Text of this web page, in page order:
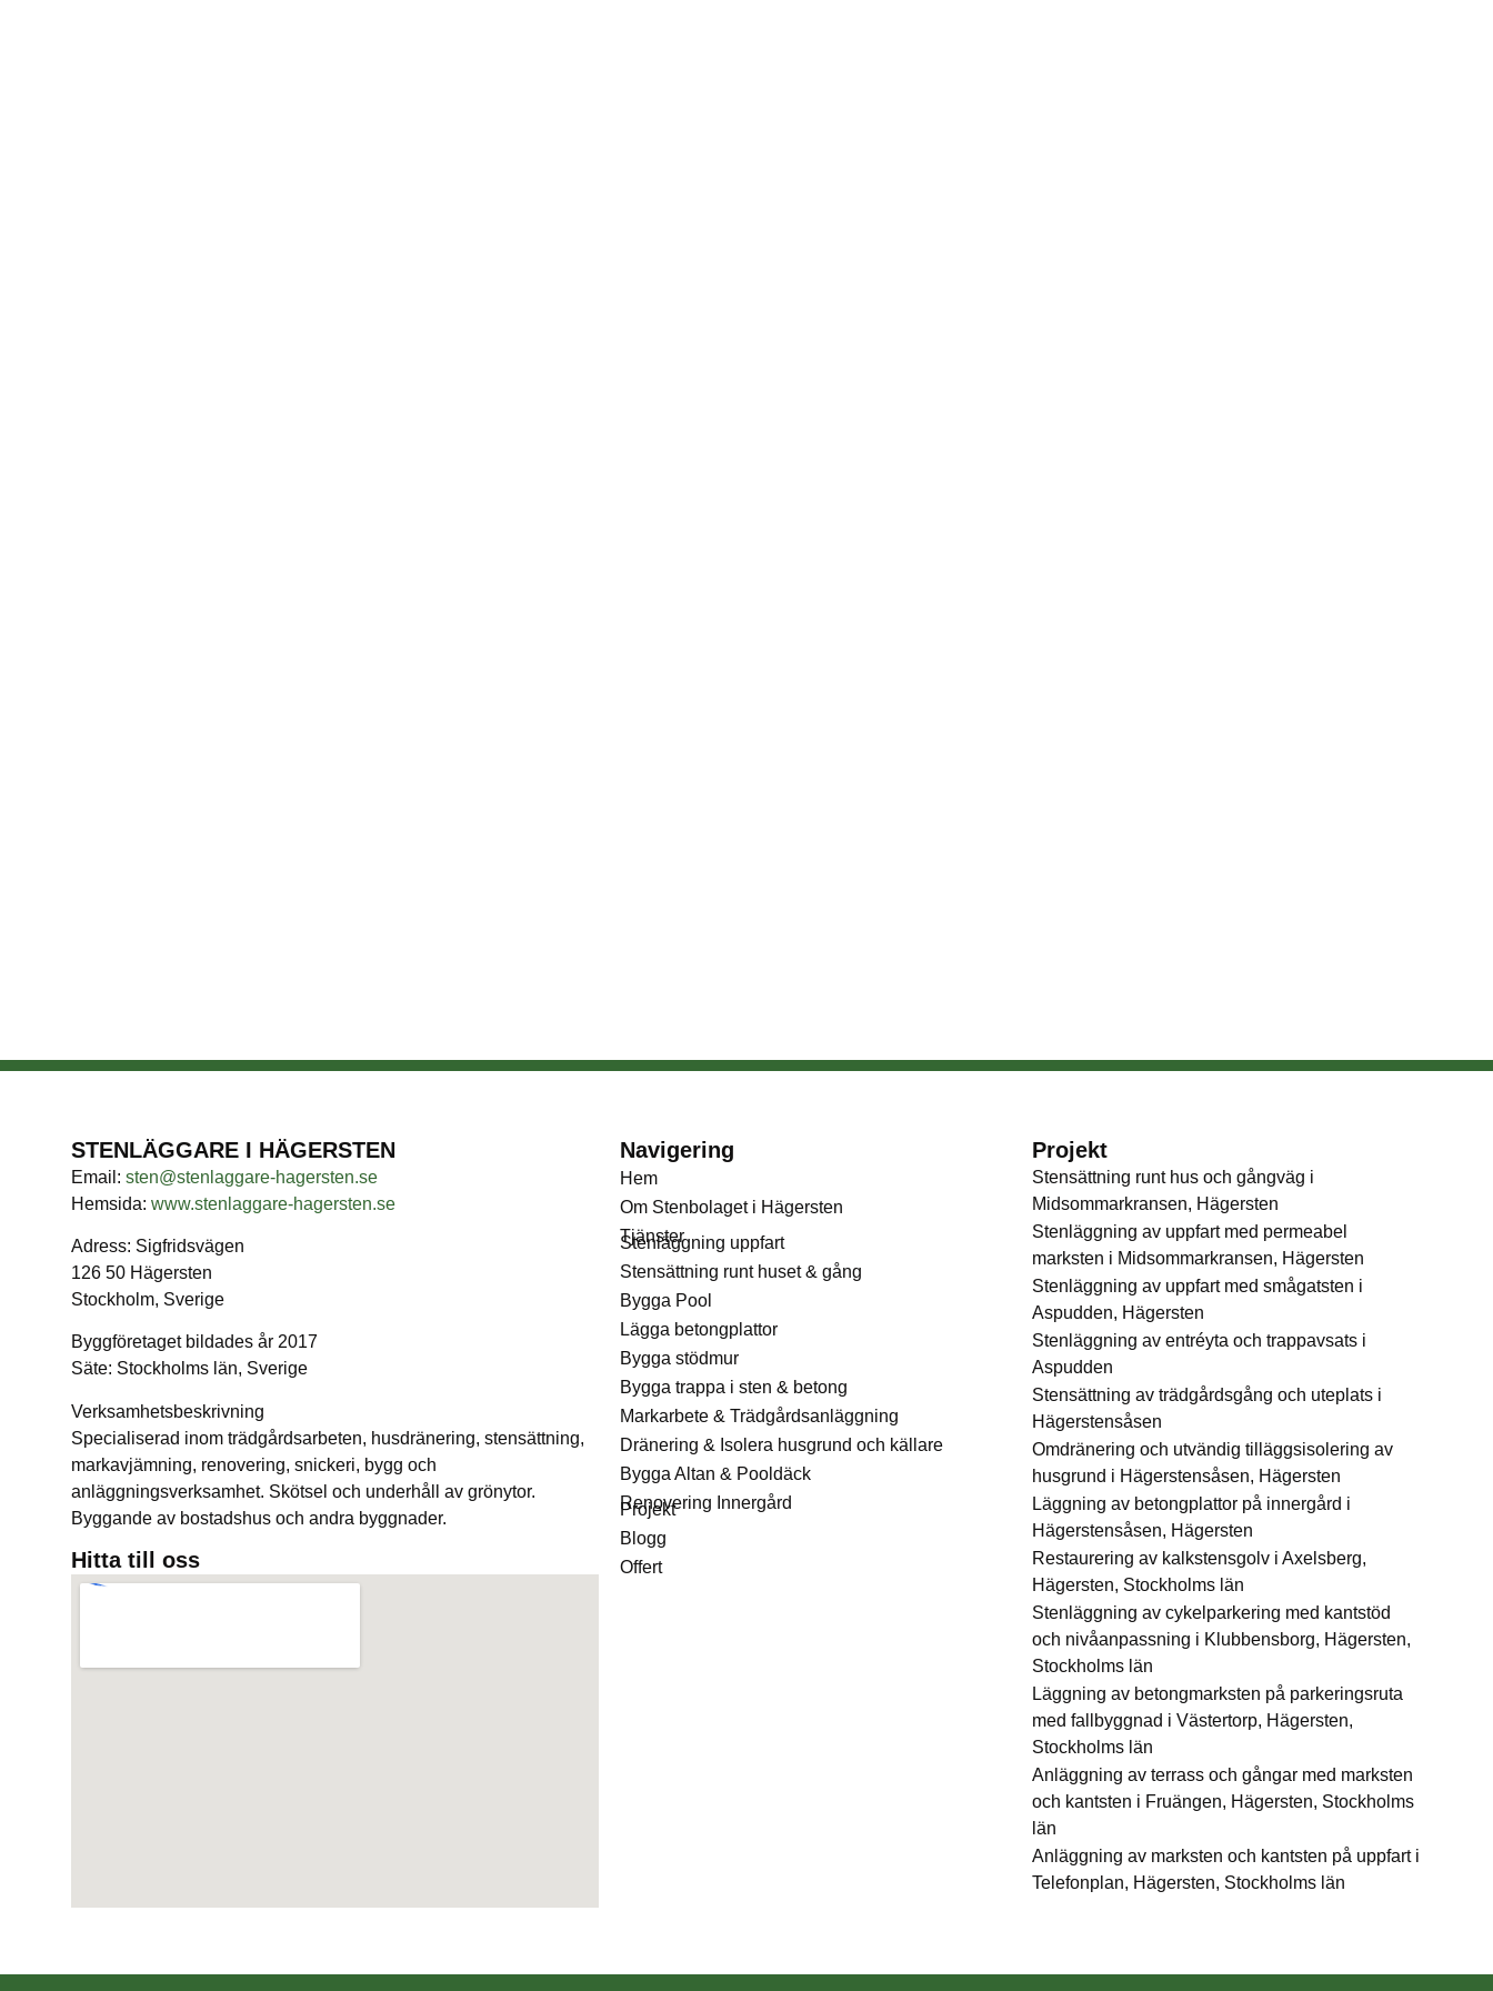
STENLÄGGARE I HÄGERSTEN
Email: sten@stenlaggare-hagersten.se
Hemsida: www.stenlaggare-hagersten.se
Adress: Sigfridsvägen
126 50 Hägersten
Stockholm, Sverige
Byggföretaget bildades år 2017
Säte: Stockholms län, Sverige
Verksamhetsbeskrivning
Specialiserad inom trädgårdsarbeten, husdränering, stensättning,
markavjämning, renovering, snickeri, bygg och
anläggningsverksamhet. Skötsel och underhåll av grönytor.
Byggande av bostadshus och andra byggnader.
Hitta till oss
Navigering
Hem
Om Stenbolaget i Hägersten
Tjänster
Stenläggning uppfart
Stensättning runt huset & gång
Bygga Pool
Lägga betongplattor
Bygga stödmur
Bygga trappa i sten & betong
Markarbete & Trädgårdsanläggning
Dränering & Isolera husgrund och källare
Bygga Altan & Pooldäck
Renovering Innergård
Projekt
Blogg
Offert
Projekt
Stensättning runt hus och gångväg i
Midsommarkransen, Hägersten
Stenläggning av uppfart med permeabel
marksten i Midsommarkransen, Hägersten
Stenläggning av uppfart med smågatsten i
Aspudden, Hägersten
Stenläggning av entréyta och trappavsats i
Aspudden
Stensättning av trädgårdsgång och uteplats i
Hägerstensåsen
Omdränering och utvändig tilläggsisolering av
husgrund i Hägerstensåsen, Hägersten
Läggning av betongplattor på innergård i
Hägerstensåsen, Hägersten
Restaurering av kalkstensgolv i Axelsberg,
Hägersten, Stockholms län
Stenläggning av cykelparkering med kantstöd
och nivåanpassning i Klubbensborg, Hägersten,
Stockholms län
Läggning av betongmarksten på parkeringsruta
med fallbyggnad i Västertorp, Hägersten,
Stockholms län
Anläggning av terrass och gångar med marksten
och kantsten i Fruängen, Hägersten, Stockholms
län
Anläggning av marksten och kantsten på uppfart i
Telefonplan, Hägersten, Stockholms län